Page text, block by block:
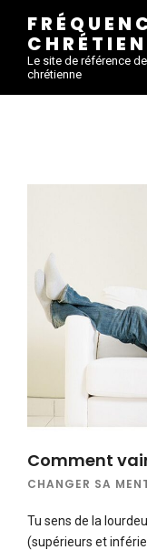
Le site de référence
chrétienne
Comment
CHANGER SA
Tu sens de la
(supérieurs et